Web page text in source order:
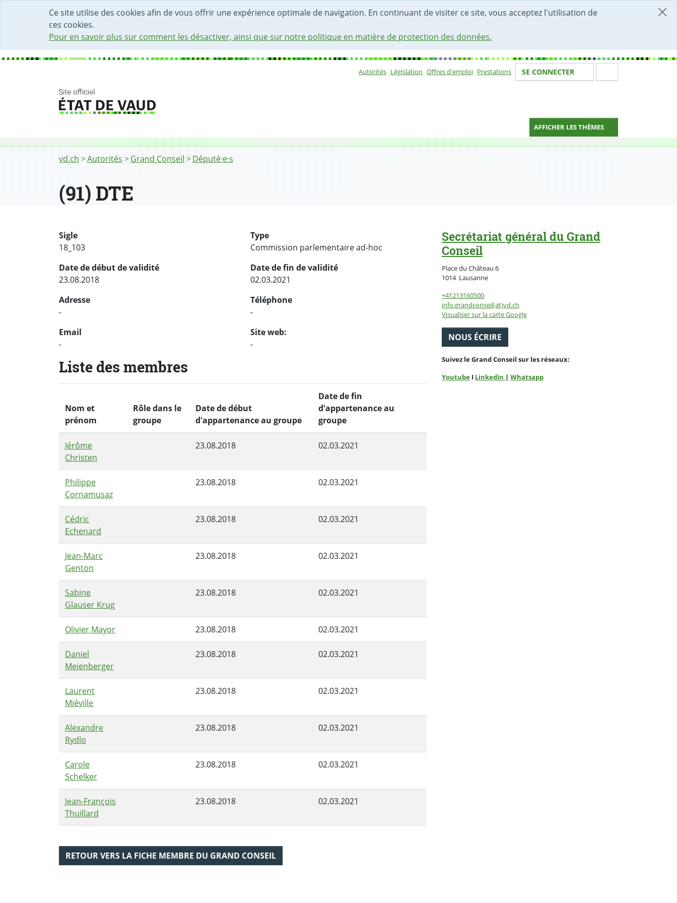
Ce site utilise des cookies afin de vous offrir une expérience optimale de navigation. En continuant de visiter ce site, vous acceptez l'utilisation de
ces cookies.
Pour en savoir plus sur comment les désactiver, ainsi que sur notre politique en matière de protection des données.
DÉBUT DU CONTENU DE LA PAGE
ACCÈS AU CHAMP DE RECHERCHE
PAGE D'ACCUEIL
FORMULAIRE DE CONTACT
Autorités Législation Offres d'emploi Prestations Votre identité
SE CONNECTER
AFFICHER LES THÈMES
Fil d'Ariane
vd.ch Autorités Grand Conseil Député·e·s
(91) DTE
Sigle
18_103
Type
Commission parlementaire ad-hoc
Date de début de validité
23.08.2018
Date de fin de validité
02.03.2021
Adresse
-
Téléphone
-
Email
-
Site web:
-
Liste des membres
Nom et
prénom
Rôle dans le
groupe
Date de début
d'appartenance au groupe
Date de fin
d'appartenance au
groupe
Jérôme
Christen
23.08.2018 02.03.2021
Philippe
Cornamusaz
23.08.2018 02.03.2021
Cédric
Echenard
23.08.2018 02.03.2021
Jean-Marc
Genton
23.08.2018 02.03.2021
Sabine
Glauser Krug
23.08.2018 02.03.2021
Olivier Mayor 23.08.2018 02.03.2021
Daniel
Meienberger
23.08.2018 02.03.2021
Laurent
Miéville
23.08.2018 02.03.2021
Alexandre
Rydlo
23.08.2018 02.03.2021
Carole
Schelker
23.08.2018 02.03.2021
Jean-François
Thuillard
23.08.2018 02.03.2021
RETOUR VERS LA FICHE MEMBRE DU GRAND CONSEIL
Secrétariat général du Grand
Conseil
Place du Château 6
1014 LausanneSuisse
+41213160500
info.grandconseil(at)vd.ch
Visualiser sur la carte Google
NOUS ÉCRIRE
Suivez le Grand Conseil sur les réseaux:
Youtube I Linkedin | Whatsapp